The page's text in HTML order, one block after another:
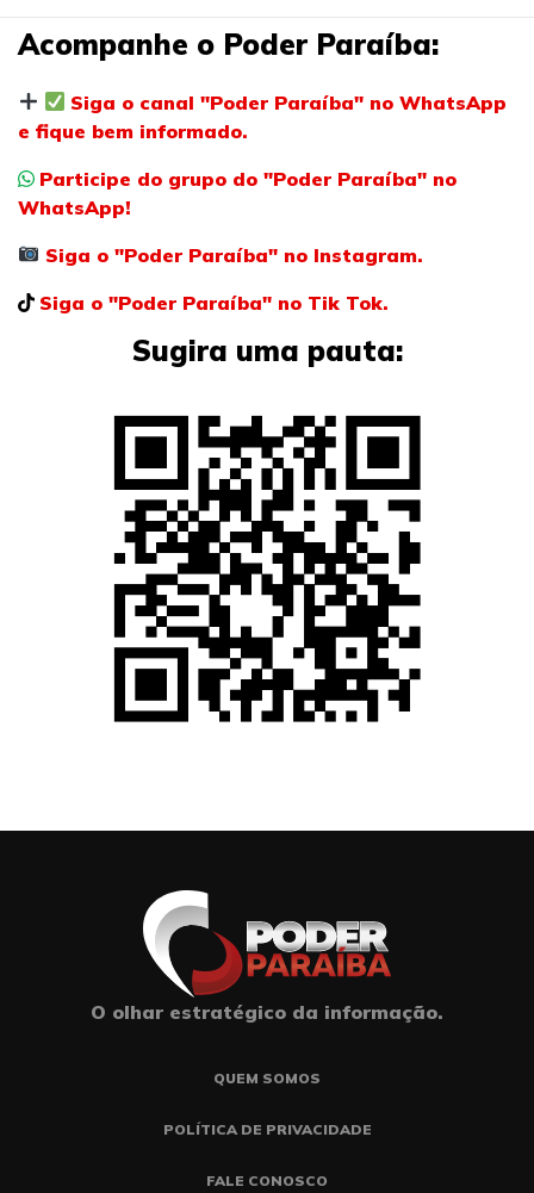
Acompanhe o Poder Paraíba:
Siga o canal "Poder Paraíba" no WhatsApp
e fique bem informado.
Participe do grupo do "Poder Paraíba" no
WhatsApp!
Siga o "Poder Paraíba" no Instagram.
Siga o "Poder Paraíba" no Tik Tok.
Sugira uma pauta:
O olhar estratégico da informação.
QUEM SOMOS
POLÍTICA DE PRIVACIDADE
FALE CONOSCO